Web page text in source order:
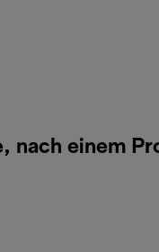
nach einem